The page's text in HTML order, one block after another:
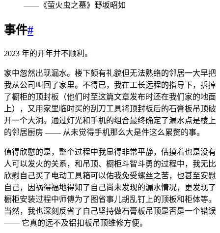
——《萤火虫之墓》野坂昭如
事件#
2023 年的开年并不顺利。
家中忽然出现漏水。楼下颇有礼貌但无法熟络的邻居一大早把
我从公司叫回了家里。不得已，我在工长远程的指导下，拆掉
了橱柜的顶封板（他们时至这篇文章发布时还在我们家的地面
上），又用家里临时买的刮刀工具将顶封板后的石膏板吊顶破
开一个大洞。通过灯光和手机的组合最终确定了漏水点是楼上
的邻居厨房 —— 从未觉得手机那么大是件这么累赘的事。
值得欣慰的是，整个过程中我显得非常平静，估摸着也是没有
人可以发火的关系，和吊顶、橱柜斗智斗勇的过程中，我无比
欣慰自己买了电动工具箱可以佑我免受螺丝之苦，也甚至安慰
自己，因祸得福地得知了自己尚未发现的漏水情况，更发现了
橱柜安装过程中师傅为了图省事儿胡乱钉上的顶板和柜体等。
当然，我也深刻反省了自己坚持做石膏板吊顶是否是一个错误
—— 它真的远不及铝扣板吊顶维修方便。